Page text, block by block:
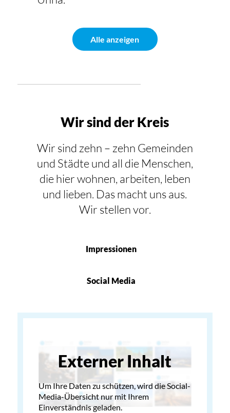
Alle anzeigen
Wir sind der Kreis
Wir sind zehn – zehn Gemeinden
und Städte und all die Menschen,
die hier wohnen, arbeiten, leben
und lieben. Das macht uns aus.
Wir stellen vor.
Impressionen
Social Media
Externer Inhalt
Um Ihre Daten zu schützen, wird die Social-
Media-Übersicht nur mit Ihrem
Einverständnis geladen.